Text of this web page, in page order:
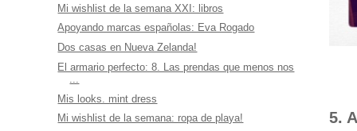
5.
Mi wishlist de la semana XXI: libros
Apoyando marcas españolas: Eva Rogado
Dos casas en Nueva Zelanda!
El armario perfecto: 8. Las prendas que menos nos
Mis looks. mint dress
Mi wishlist de la semana: ropa de playa!